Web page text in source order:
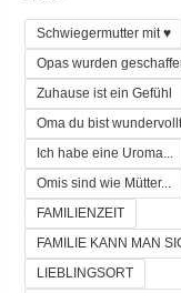
Schwiegermutter mit ♥
Opas wurden
Zuhause ist ein Gefühl
Oma du bist
Ich habe eine Uroma...
Omis sind wie Mütter...
FAMILIENZEIT
FAMILIE KANN MAN
LIEBLINGSORT